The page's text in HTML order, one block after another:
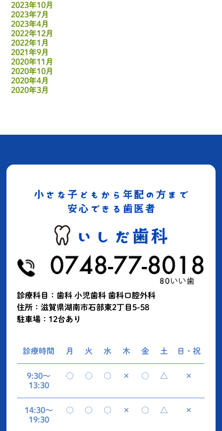
2023年10月
2023年7月
2023年4月
2022年12月
2022年1月
2021年9月
2020年11月
2020年10月
2020年4月
2020年3月
診療科目：歯科 小児歯科 歯科口腔外科
住所：滋賀県湖南市石部東2丁目5-58
駐車場：12台あり
診療時間 月 火 水 木 金 土 日・祝
9:30〜
13:30
○ ○ ○ × ○ △ ×
14:30〜
19:30
○ ○ ○ × ○ △ ×